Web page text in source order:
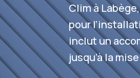
Clim à
pour
inclut un
jusqu’à la